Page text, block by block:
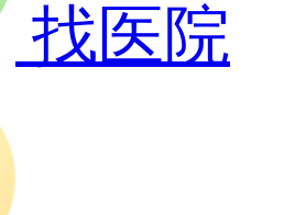
找医院